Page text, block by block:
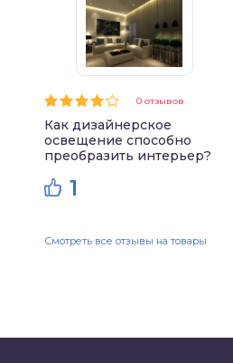
0 отзывов
Как дизайнерское
освещение способно
преобразить интерьер?
1
Смотреть все отзывы на товары